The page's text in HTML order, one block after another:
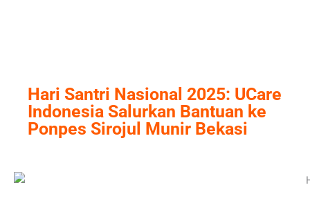
Hari Santri Nasional 2025: UCare
Indonesia Salurkan Bantuan ke
Ponpes Sirojul Munir Bekasi